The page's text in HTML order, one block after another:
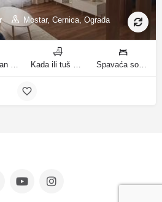
Mostar, Cernica, Ograda
Jednosoban stan sa balkonom, Apartman sobe Kada ili tuš kupatila Spavaća soba 1: 1 bračni krevet | Dnevni boravak: 1 kauč na razvlačenje | Spavaća soba 1: 3 kreveta za jednu osobu ležaja